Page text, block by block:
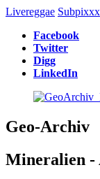
Livereggae Subpixxx
Facebook
Twitter
Digg
LinkedIn
Geo-Archiv
Mineralien -